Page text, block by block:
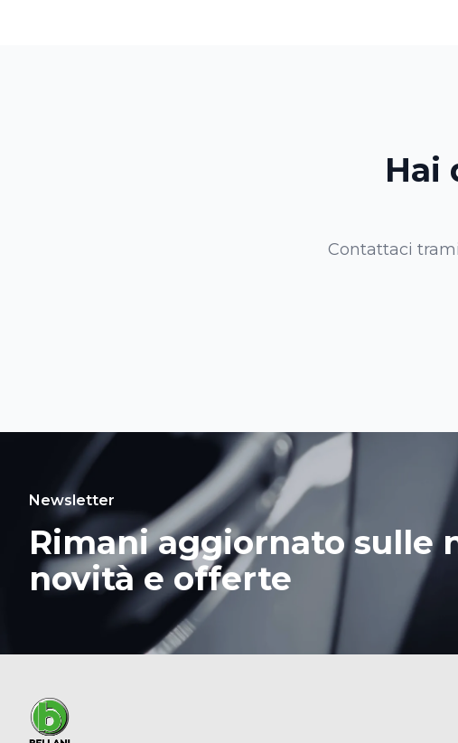
Hai
Contattaci
Newsletter
Rimani aggiornato sulle
novità e offerte